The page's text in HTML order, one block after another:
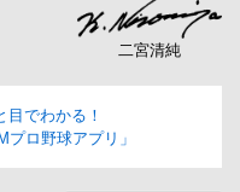
二宮清純
目でわかる！
ロ野球アプリ」